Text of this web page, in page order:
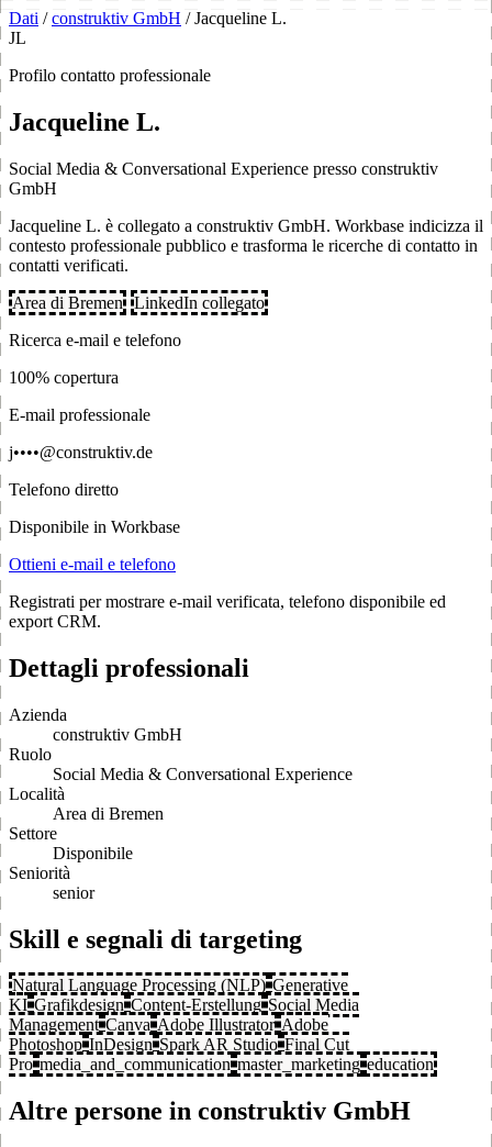
Dati / construktiv GmbH / Jacqueline L.
JL
Profilo contatto professionale
Jacqueline L.
Social Media & Conversational Experience presso construktiv
GmbH
Jacqueline L. è collegato a construktiv GmbH. Workbase indicizza il
contesto professionale pubblico e trasforma le ricerche di contatto in
contatti verificati.
Area di Bremen
LinkedIn collegato
Ricerca e-mail e telefono
100% copertura
E-mail professionale
j••••@construktiv.de
Telefono diretto
Disponibile in Workbase
Ottieni e-mail e telefono
Registrati per mostrare e-mail verificata, telefono disponibile ed
export CRM.
Dettagli professionali
Azienda
construktiv GmbH
Ruolo
Social Media & Conversational Experience
Località
Area di Bremen
Settore
Disponibile
Seniorità
senior
Skill e segnali di targeting
Natural Language Processing (NLP) Generative
KI Grafikdesign Content-Erstellung Social Media
Management Canva Adobe Illustrator Adobe
Photoshop InDesign Spark AR Studio Final Cut
Pro media_and_communication master_marketing education
Altre persone in construktiv GmbH